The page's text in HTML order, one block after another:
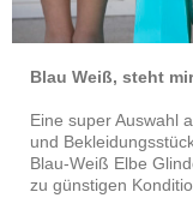
Blau Weiß, steht
Eine super Auswahl
und
Blau-Weiß Elbe
zu günstigen